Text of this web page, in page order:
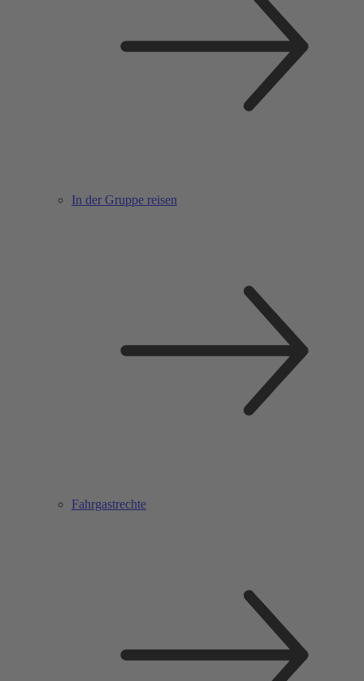
In der Gruppe reisen
Fahrgastrechte